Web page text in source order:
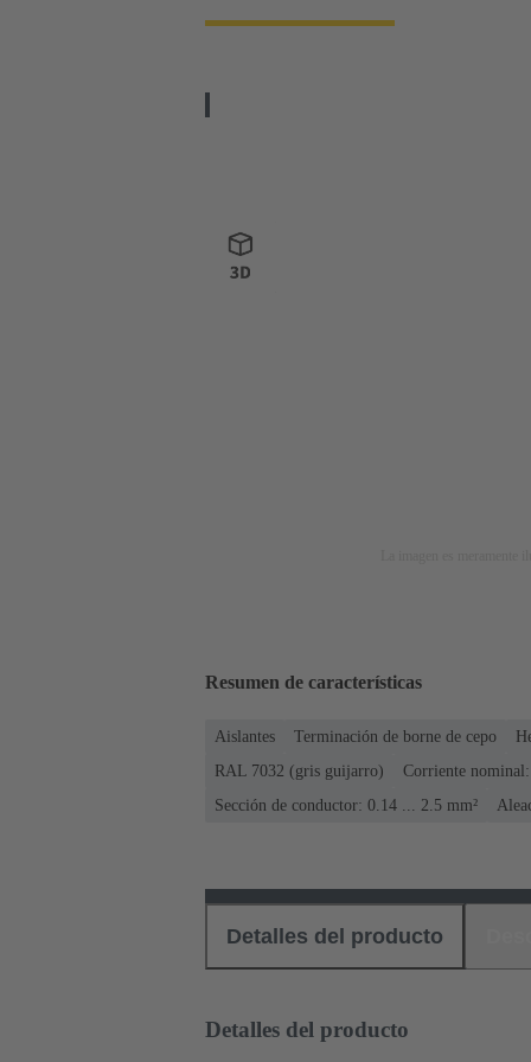
Resumen de características
Aislantes Terminación de borne de cepo
RAL 7032 (gris guijarro)
Corriente
Sección de conductor: 0.14 ... 2.5 mm²
Detalles del producto
Detalles del producto